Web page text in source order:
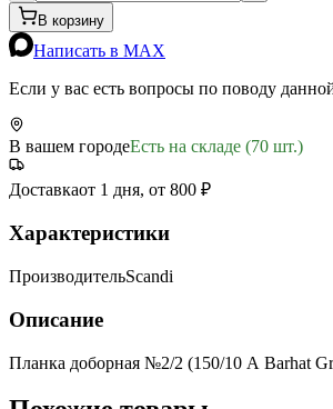
В корзину
Написать в MAX
Если у вас есть вопросы по поводу
В вашем городеЕсть на складе (70 шт.)
Доставкаот 1 дня, от 800 ₽
Характеристики
ПроизводительScandi
Описание
Планка доборная №2/2 (150/10 А Barhat